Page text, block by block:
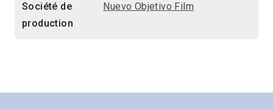
Société de
production
Nuevo Objetivo Film